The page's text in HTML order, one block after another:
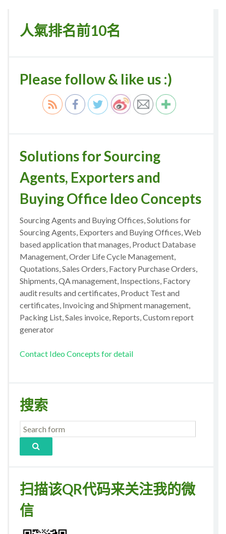
人氣排名前10名
Please follow & like us :)
Solutions for Sourcing
Agents, Exporters and
Buying Office Ideo Concepts
Sourcing Agents and Buying Offices, Solutions for
Sourcing Agents, Exporters and Buying Offices, Web
based application that manages, Product Database
Management, Order Life Cycle Management,
Quotations, Sales Orders, Factory Purchase Orders,
Shipments, QA management, Inspections, Factory
audit results and certificates, Product Test and
certificates, Invoicing and Shipment management,
Packing List, Sales invoice, Reports, Custom report
generator
Contact Ideo Concepts for detail
搜索
扫描该QR代码来关注我的微
信